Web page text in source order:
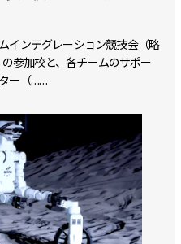
インテグレーション競技会（略
参加校と、各チームのサポー
ー（……